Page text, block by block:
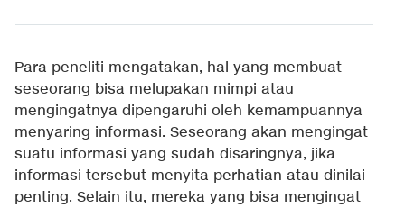
Para peneliti mengatakan, hal yang membuat
seseorang bisa melupakan mimpi atau
mengingatnya dipengaruhi oleh kemampuannya
menyaring informasi. Seseorang akan mengingat
suatu informasi yang sudah disaringnya, jika
informasi tersebut menyita perhatian atau dinilai
penting. Selain itu, mereka yang bisa mengingat